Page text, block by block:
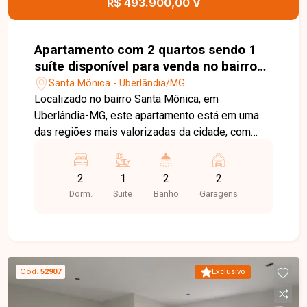
e em uma localização privilegiada no bairro Santa
todos os detalhes deste imóvel.
R$ 493.900,00 V
Apartamento com 2 quartos sendo 1
suíte disponível para venda no bairro
Santa Mônica em Uberlândia-MG
Santa Mônica - Uberlândia/MG
Localizado no bairro Santa Mônica, em
Uberlândia-MG, este apartamento está em uma
das regiões mais valorizadas da cidade, com
universidades, supermercados, escolas,
farmácias, restaurantes e diversos comércios e
serviços, proporcionando praticidade, conforto e
banheiro social, 02 quartos, sendo 01 suíte e
outro quarto com sacada, oferecendo ambientes
modernos, bem distribuídos e funcionais. O
2
Dorm.
1
Suite
2
Banho
2
Garagens
Exclusivo
Cód. 52907